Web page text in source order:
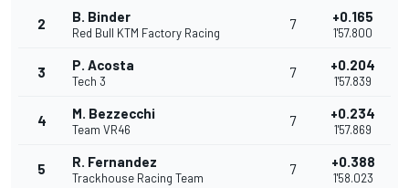
2 B. Binder
Red Bull KTM Factory Racing
7 +0.165
1'57.800
3 P. Acosta
Tech 3
7 +0.204
1'57.839
4 M. Bezzecchi
Team VR46
7 +0.234
1'57.869
5 R. Fernandez
Trackhouse Racing Team
7 +0.388
1'58.023